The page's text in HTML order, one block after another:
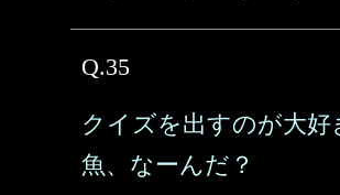
Q.35
クイズを出すのが大好
魚、なーんだ？